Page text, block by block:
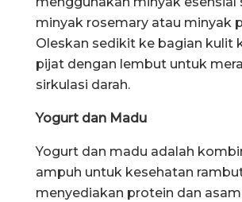
minyak rosemary atau minyak
Oleskan sedikit ke bagian kulit
pijat dengan lembut untuk
sirkulasi darah.
Yogurt dan Madu
Yogurt dan madu adalah
ampuh untuk kesehatan
menyediakan protein dan